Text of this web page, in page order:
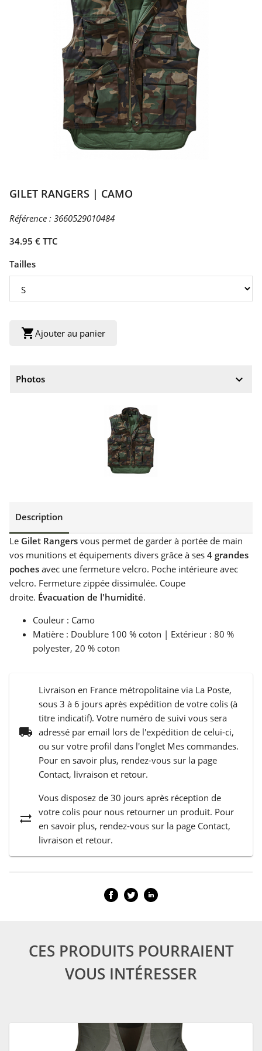
GILET RANGERS | CAMO
Référence : 3660529010484
34.95 € TTC
Tailles
shopping_cartAjouter au panier
Photos keyboard_arrow_down
Description
Le Gilet Rangers vous permet de garder à portée de main
vos munitions et équipements divers grâce à ses 4 grandes
poches avec une fermeture velcro. Poche intérieure avec
velcro. Fermeture zippée dissimulée. Coupe
droite. Évacuation de l'humidité.
Couleur : Camo
Matière : Doublure 100 % coton | Extérieur : 80 %
polyester, 20 % coton
local_shipping
Livraison en France métropolitaine via La Poste,
sous 3 à 6 jours après expédition de votre colis (à
titre indicatif). Votre numéro de suivi vous sera
adressé par email lors de l'expédition de celui-ci,
ou sur votre profil dans l'onglet Mes commandes.
Pour en savoir plus, rendez-vous sur la page
Contact, livraison et retour.
sync_alt
Vous disposez de 30 jours après réception de
votre colis pour nous retourner un produit. Pour
en savoir plus, rendez-vous sur la page Contact,
livraison et retour.
CES PRODUITS POURRAIENT
VOUS INTÉRESSER